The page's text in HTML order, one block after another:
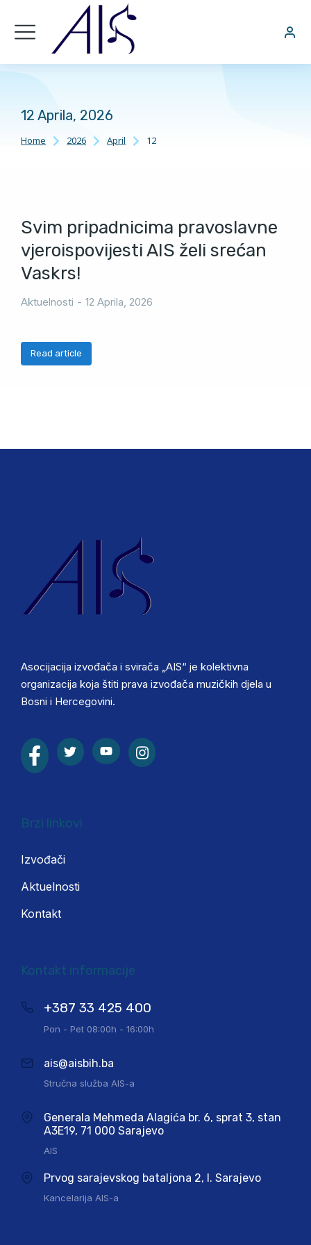
12 Aprila, 2026
You are here:
Home 2026 April 12
Svim pripadnicima pravoslavne
vjeroispovijesti AIS želi srećan
Vaskrs!
Aktuelnosti 12 Aprila, 2026
Read article
Asocijacija izvođača i svirača „AIS“ je kolektivna
organizacija koja štiti prava izvođača muzičkih djela u
Bosni i Hercegovini.
Brzi linkovi
Izvođači
Aktuelnosti
Kontakt
Kontakt informacije
+387 33 425 400
Pon - Pet 08:00h - 16:00h
ais@aisbih.ba
Stručna služba AIS-a
Generala Mehmeda Alagića br. 6, sprat 3, stan
A3E19, 71 000 Sarajevo
AIS
Prvog sarajevskog bataljona 2, I. Sarajevo
Kancelarija AIS-a